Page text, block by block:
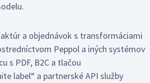
a objednávok s transformáciami
Peppol a iných systémov
s PDF, B2C a tlačou
label“ a partnerské API služby